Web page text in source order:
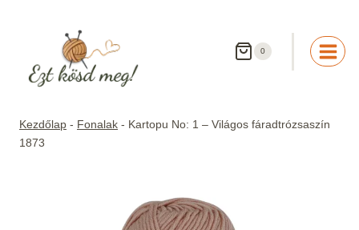
0
Kezdőlap - Fonalak - Kartopu No: 1 – Világos fáradtrózsaszín
1873